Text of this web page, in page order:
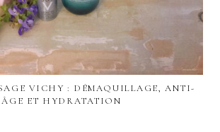
VICHY : DÉMAQUILLAGE, ANTI-
ÂGE ET HYDRATATION